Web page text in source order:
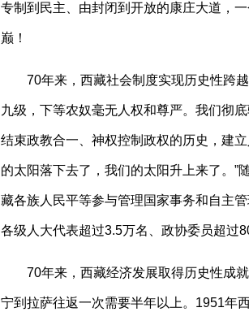
专制到民主、由封闭到开放的康庄大道，
巅！
70年来，西藏社会制度实现历史性跨
九级，下等农奴毫无人权和尊严。我们彻
结束政教合一、神权控制政权的历史，建
的太阳落下去了，我们的太阳升上来了。”
藏各族人民平等参与管理国家事务和自主
各级人大代表超过3.5万名、政协委员超过
70年来，西藏经济发展取得历史性成
宁到拉萨往返一次需要半年以上。1951年